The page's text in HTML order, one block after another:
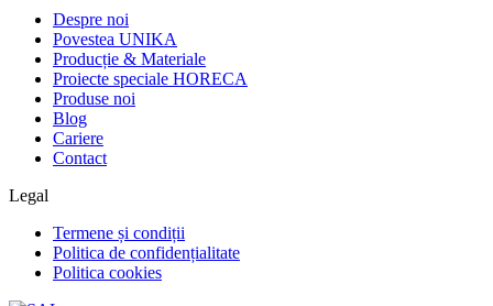
Despre noi
Povestea UNIKA
Producție & Materiale
Proiecte speciale HORECA
Produse noi
Blog
Cariere
Contact
Legal
Termene și condiții
Politica de confidențialitate
Politica cookies